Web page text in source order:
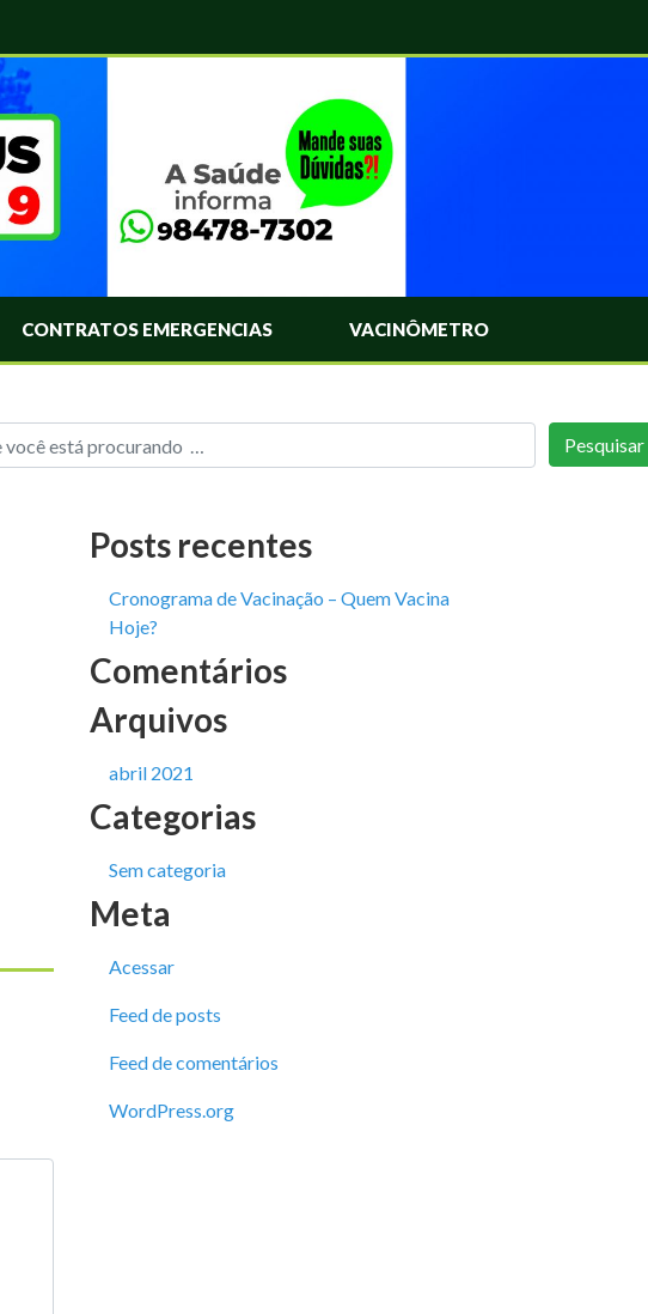
CONTRATOS EMERGENCIAS VACINÔMETRO
Posts recentes
Cronograma de Vacinação – Quem Vacina
Hoje?
Comentários
Arquivos
abril 2021
Categorias
Sem categoria
Meta
Acessar
Feed de posts
Feed de comentários
WordPress.org